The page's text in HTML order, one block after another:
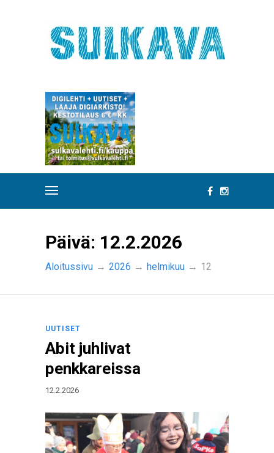
Päivä: 12.2.2026
Aloitussivu → 2026 → helmikuu → 12
UUTISET
Abit juhlivat
penkkareissa
12.2.2026